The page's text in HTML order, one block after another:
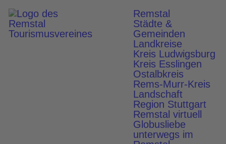
Remstal
Städte &
Gemeinden
Landkreise
Kreis Ludwigsburg
Kreis Esslingen
Ostalbkreis
Rems-Murr-Kreis
Landschaft
Region Stuttgart
Remstal virtuell
Globusliebe
unterwegs im
Foto: Remstal Tourismus e.V., Bebop Media